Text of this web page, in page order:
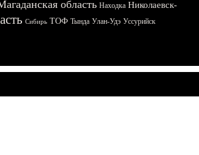
область Находка Николаевск-
Сибирь ТОФ Тында Улан-Удэ Уссурийск